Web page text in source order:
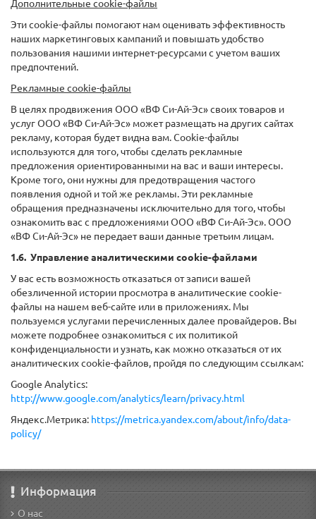
Дополнительные cookie-файлы
Эти cookie-файлы помогают нам оценивать эффективность
наших маркетинговых кампаний и повышать удобство
пользования нашими интернет-ресурсами с учетом ваших
предпочтений.
Рекламные cookie-файлы
В целях продвижения ООО «ВФ Си-Ай-Эс» своих товаров и
услуг ООО «ВФ Си-Ай-Эс» может размещать на других сайтах
рекламу, которая будет видна вам. Cookie-файлы
используются для того, чтобы сделать рекламные
предложения ориентированными на вас и ваши интересы.
Кроме того, они нужны для предотвращения частого
появления одной и той же рекламы. Эти рекламные
обращения предназначены исключительно для того, чтобы
ознакомить вас с предложениями ООО «ВФ Си-Ай-Эс». ООО
«ВФ Си-Ай-Эс» не передает ваши данные третьим лицам.
1.6. Управление аналитическими cookie-файлами
У вас есть возможность отказаться от записи вашей
обезличенной истории просмотра в аналитические cookie-
файлы на нашем веб-сайте или в приложениях. Мы
пользуемся услугами перечисленных далее провайдеров. Вы
можете подробнее ознакомиться с их политикой
конфиденциальности и узнать, как можно отказаться от их
аналитических cookie-файлов, пройдя по следующим ссылкам:
Google Analytics:
http://www.google.com/analytics/learn/privacy.html
Яндекс.Метрика: https://metrica.yandex.com/about/info/data-
policy/
Информация
О нас